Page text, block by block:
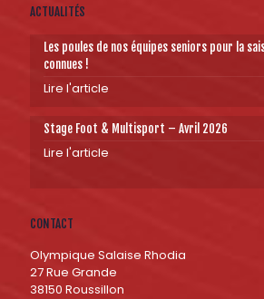
ACTUALITÉS
Les poules de nos équipes seniors pour la
connues !
Lire l'article
Stage Foot & Multisport – Avril 2026
Lire l'article
CONTACT
Olympique Salaise Rhodia
27 Rue Grande
38150 Roussillon